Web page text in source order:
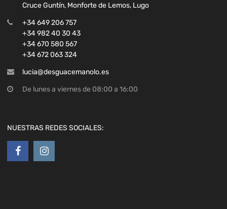
Cruce Guntín, Monforte de Lemos, Lugo
+34 649 206 757
+34 982 40 30 43
+34 670 580 567
+34 672 063 324
lucia@desguacemanolo.es
De lunes a viernes de 08:00 a 16:00
NUESTRAS REDES SOCIALES: